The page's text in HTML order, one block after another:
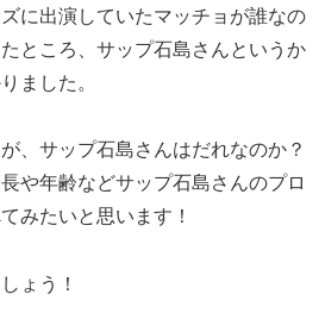
に出演していたマッチョが誰なの
ところ、 サップ石島さんというか
ました。
、 サップ石島さんはだれなのか？
や年齢などサップ石島さんのプロ
みたいと思います！
ょう！